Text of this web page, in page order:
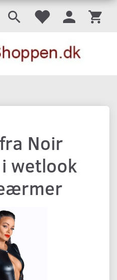
Noir
wetlook